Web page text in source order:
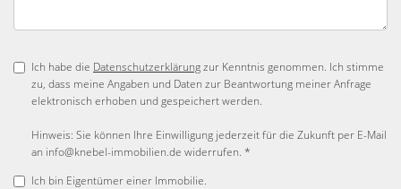
Ich habe die Datenschutzerklärungzur Kenntnis genommen. Ich stimme
zu, dass meine Angaben und Daten zur Beantwortung meiner Anfrage
elektronisch erhoben und gespeichert werden.
Hinweis: Sie können Ihre Einwilligung jederzeit für die Zukunft per E-Mail
an info@knebel-immobilien.de widerrufen. *
Ich bin Eigentümer einer Immobilie.